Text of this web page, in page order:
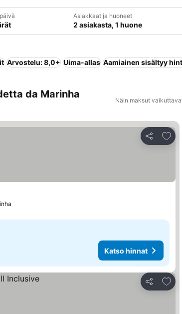
Asiakkaat ja huoneet
2 asiakasta, 1 huone
Arvostelu: 8,0+ Uima-allas Aamiainen sisältyy
da Marinha
Näin maksut
Jaa
Katso hinnat
Jaa